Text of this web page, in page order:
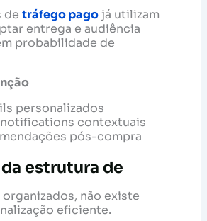
de tráfego pagojá utilizam
entrega e audiência
probabilidade de
personalizados
notifications contextuais
pós-compra
estrutura de
organizados, não existe
eficiente.